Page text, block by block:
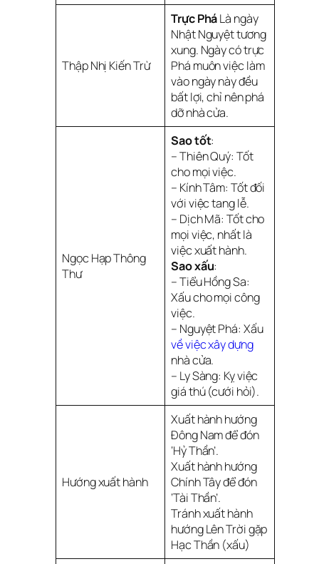
Thập Nhị Kiến Trừ
Trực PháLà ngày
Nhật Nguyệt tương
xung. Ngày có trực
Phá muôn việc làm
vào ngày này đều
bất lợi, chỉ nên phá
dỡ nhà cửa.
Ngọc Hạp Thông
Thư
Sao tốt:
– Thiên Quý: Tốt
cho mọi việc.
– Kính Tâm: Tốt đối
với việc tang lễ.
– Dịch Mã: Tốt cho
mọi việc, nhất là
việc xuất hành.
Sao xấu:
– Tiểu Hồng Sa:
Xấu cho mọi công
việc.
– Nguyệt Phá: Xấu
về việc xây dựng
nhà cửa.
– Ly Sàng: Kỵ việc
giá thú (cưới hỏi).
Hướng xuất hành
Xuất hành hướng
Đông Nam để đón
‘Hỷ Thần’.
Xuất hành hướng
Chính Tây để đón
‘Tài Thần’.
Tránh xuất hành
hướng Lên Trời gặp
Hạc Thần (xấu)